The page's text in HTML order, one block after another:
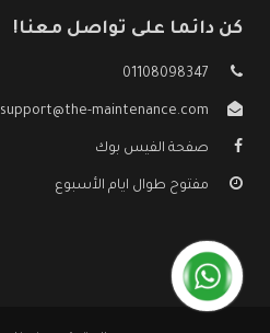
كن دائما على تواصل معنا!
01108098347
support@the-maintenance.com
صفحة الفيس بوك
مفتوح طوال ايام الأسبوع